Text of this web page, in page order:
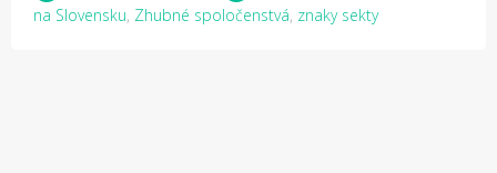
na Slovensku, Zhubné spoločenstvá, znaky sekty